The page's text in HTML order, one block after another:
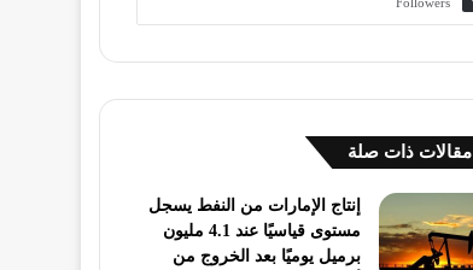
مقالات ذات صلة
إنتاج الإمارات من النفط يسجل
مستوى قياسيًا عند 4.1 مليون
برميل يوميًا بعد الخروج من